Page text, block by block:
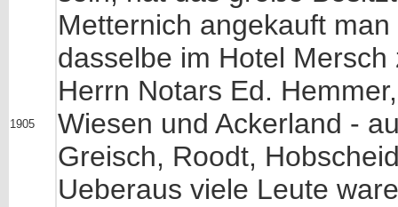
1905
Metternich angekauft
dasselbe im Hotel
Herrn Notars Ed.
Wiesen und Ackerland -
Greisch, Roodt,
Ueberaus viele Leute